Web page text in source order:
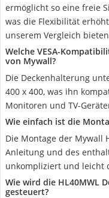
ermöglicht so eine freie
was die Flexibilität
unserem Vergleich
Welche VESA-
von Mywall?
Die Deckenhalterung
400 x 400, was ihn
Monitoren und TV-
Wie einfach ist die
Die Montage der Mywall
Anleitung und des
unkompliziert und leicht
Wie wird die HL40MWL
gesteuert?